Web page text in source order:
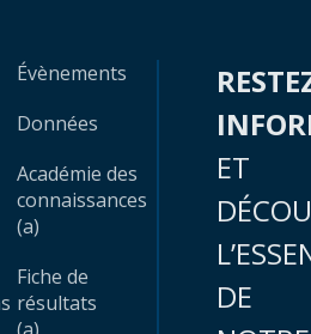
Évènements
Données
Académie des
connaissances
(a)
Fiche de
résultats
ET
DE